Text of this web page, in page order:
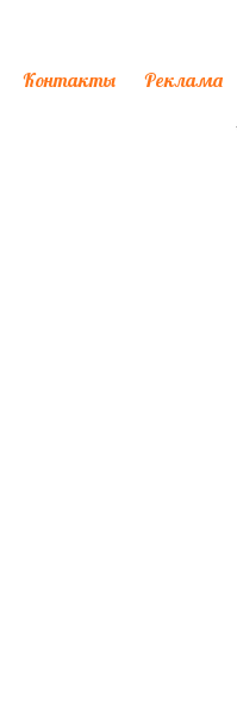
Контакты Реклама